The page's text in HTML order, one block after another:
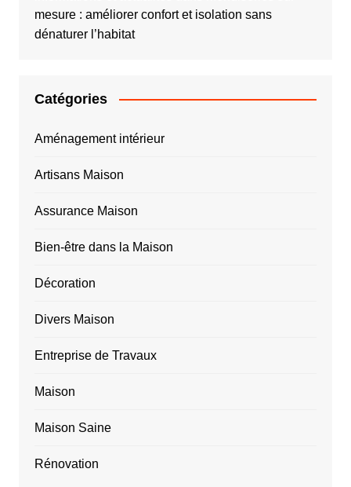
mesure : améliorer confort et isolation sans
dénaturer l’habitat
Catégories
Aménagement intérieur
Artisans Maison
Assurance Maison
Bien-être dans la Maison
Décoration
Divers Maison
Entreprise de Travaux
Maison
Maison Saine
Rénovation